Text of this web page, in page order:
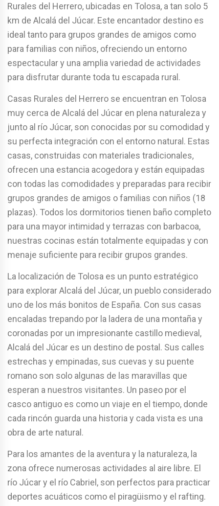
Rurales del Herrero, ubicadas en Tolosa, a tan solo 5
km de Alcalá del Júcar. Este encantador destino es
ideal tanto para grupos grandes de amigos como
para familias con niños, ofreciendo un entorno
espectacular y una amplia variedad de actividades
para disfrutar durante toda tu escapada rural.
Casas Rurales del Herrero se encuentran en Tolosa
muy cerca de Alcalá del Júcar en plena naturaleza y
junto al río Júcar, son conocidas por su comodidad y
su perfecta integración con el entorno natural. Estas
casas, construidas con materiales tradicionales,
ofrecen una estancia acogedora y están equipadas
con todas las comodidades y preparadas para recibir
grupos grandes de amigos o familias con niños (18
plazas). Todos los dormitorios tienen baño completo
para una mayor intimidad y terrazas con barbacoa,
nuestras cocinas están totalmente equipadas y con
menaje suficiente para recibir grupos grandes.
La localización de Tolosa es un punto estratégico
para explorar Alcalá del Júcar, un pueblo considerado
uno de los más bonitos de España. Con sus casas
encaladas trepando por la ladera de una montaña y
coronadas por un impresionante castillo medieval,
Alcalá del Júcar es un destino de postal. Sus calles
estrechas y empinadas, sus cuevas y su puente
romano son solo algunas de las maravillas que
esperan a nuestros visitantes. Un paseo por el
casco antiguo es como un viaje en el tiempo, donde
cada rincón guarda una historia y cada vista es una
obra de arte natural.
Para los amantes de la aventura y la naturaleza, la
zona ofrece numerosas actividades al aire libre. El
río Júcar y el río Cabriel, son perfectos para practicar
deportes acuáticos como el piragüismo y el rafting.